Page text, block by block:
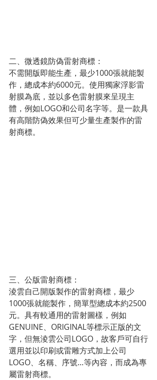
二、微透鏡防偽雷射商標：
不需開版即能生產，最少1000張就能製
作，總成本約6000元。使用獨家浮影雷
射膜為底，並以多色雷射膜來呈現主
體，例如LOGO和公司名字等。是一款具
有高階防偽效果但可少量生產製作的雷
射商標。
三、公版雷射商標：
淩雲自己開版製作的雷射商標，最少
1000張就能製作，簡單型總成本約2500
元。具有較通用的雷射圖樣，例如
GENUINE、ORIGINAL等標示正版的文
字，但無淩雲公司LOGO，故客戶可自行
選用並以印刷或雷雕方式加上公司
LOGO、名稱、序號…等內容，而成為專
屬雷射商標。